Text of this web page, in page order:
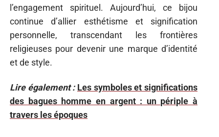
l’engagement spirituel. Aujourd’hui, ce bijou
continue d’allier esthétisme et signification
personnelle, transcendant les frontières
religieuses pour devenir une marque d’identité
et de style.
Lire également : Les symboles et significations
des bagues homme en argent : un périple à
travers les époques